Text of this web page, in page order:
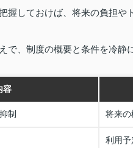
握しておけば、将来の負担や
で、制度の概要と条件を冷静
容
制 将来
利用予